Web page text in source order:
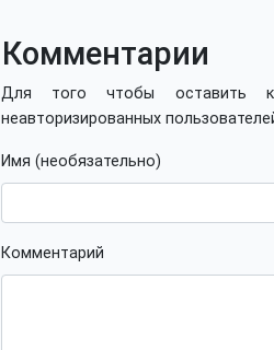
Комментарии
Для того чтобы оставить
неавторизированных
Имя (необязательно)
Комментарий